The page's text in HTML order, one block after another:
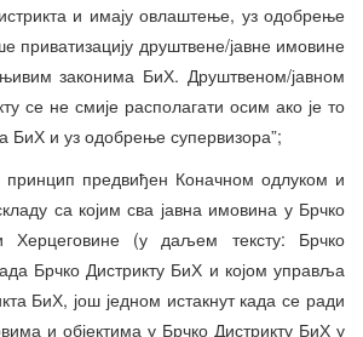
и имају овлаштење, уз одобрење
приватизацију друштвене/јавне имовине
законима БиХ. Друштвеном/јавном
се не смије располагати осим ако је то
БиХ и уз одобрење супервизора”;
принцип предвиђен Коначном одлуком и
са којим сва јавна имовина у Брчко
Херцеговине (у даљем тексту: Брчко
Брчко Дистрикту БиХ и којом управља
БиХ, још једном истакнут када се ради
и објектима у Брчко Дистрикту БиХ у